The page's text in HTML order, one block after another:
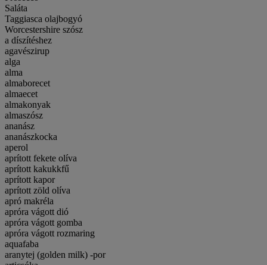
Saláta
Taggiasca olajbogyó
Worcestershire szósz
a díszítéshez
agavészirup
alga
alma
almaborecet
almaecet
almakonyak
almaszósz
ananász
ananászkocka
aperol
aprított fekete olíva
aprított kakukkfű
aprított kapor
aprított zöld olíva
apró makréla
apróra vágott dió
apróra vágott gomba
apróra vágott rozmaring
aquafaba
aranytej (golden milk) -por